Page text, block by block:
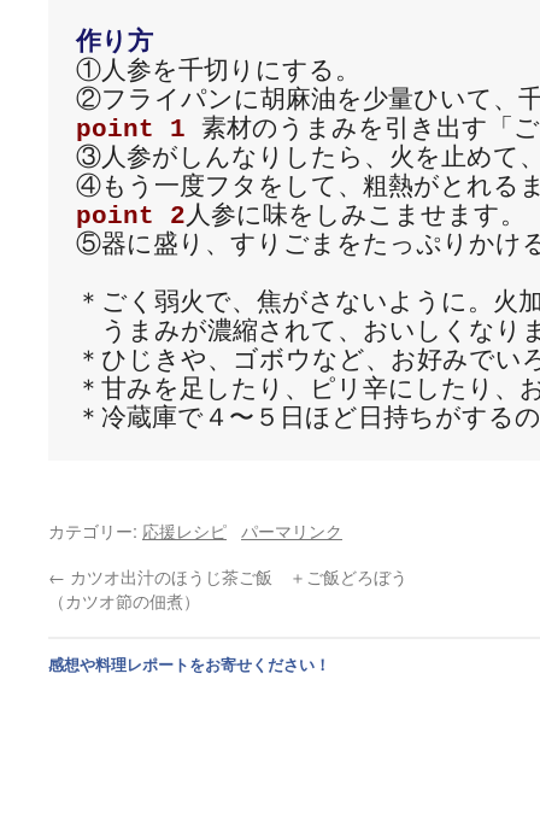
作り方
①人参を千切りにする。
point 1 素材のうまみを引き出す「
③人参がしんなりしたら、火を止めて
point 2人参に味をしみこませます。
⑤器に盛り、すりごまをたっぷりかけ
＊ごく弱火で、焦がさないように。火
うまみが濃縮されて、おいしくなり
＊ひじきや、ゴボウなど、お好みでい
＊甘みを足したり、ピリ辛にしたり
＊冷蔵庫で４〜５日ほど日持ちがする
カテゴリー: 応援レシピ
パーマリンク
← カツオ出汁のほうじ茶ご飯 ＋ご飯どろぼう
（カツオ節の佃煮）
感想や料理レポートをお寄せください！